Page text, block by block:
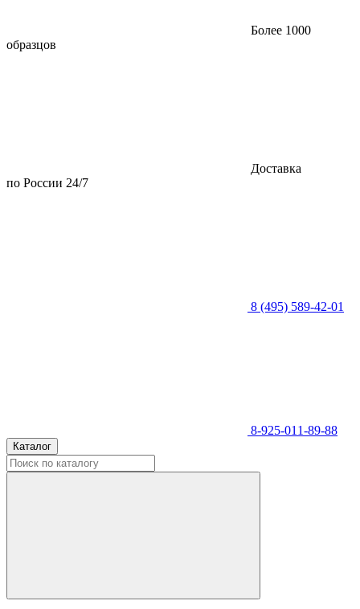
Более 1000
образцов
Доставка
по России 24/7
8 (495) 589-42-01
8-925-011-89-88
Каталог